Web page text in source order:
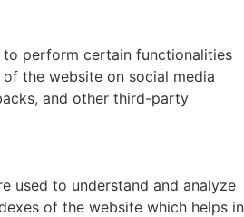
to perform certain functionalities
the website on social media
and other third-party
used to understand and analyze
of the website which helps in